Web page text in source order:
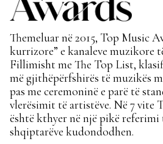
Themeluar në 2015, Top Music
kurrizore” e kanaleve muzikore
Fillimisht me The Top List,
më gjithëpërfshirës të muzikës
pas me ceremoninë e parë të
vlerësimit të artistëve. Në 7 vite
është kthyer në një pikë referimi
shqiptarëve kudondodhen.